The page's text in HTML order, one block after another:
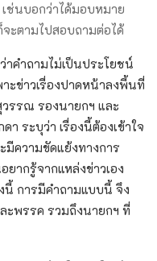
ช่นบอกว่าได้มอบหมาย
ะตามไปสอบถามต่อได้
าคำถามไม่เป็นประโยชน์
ะข่าวเรื่องปาดหน้าลงพี้นที่
รรณ รองนายกฯ และ
ระบุว่า เรื่องนี้ต้องเข้าใจ
มีความขัดแย้งทางการ
ยากรู้จากแหล่งข่าวเอง
การมีคำถามแบบนี้ จึง
ะพรรค รวมถึงนายกฯ ที่